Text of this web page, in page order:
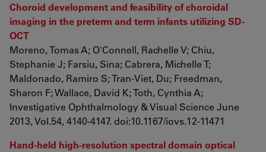
Choroid development and feasibility of choroidal
imaging in the preterm and term infants utilizing SD-
OCT
Moreno, Tomas A; O'Connell, Rachelle V; Chiu,
Stephanie J; Farsiu, Sina; Cabrera, Michelle T;
Maldonado, Ramiro S; Tran-Viet, Du; Freedman,
Sharon F; Wallace, David K; Toth, Cynthia A;
Investigative Ophthalmology & Visual Science June
2013, Vol.54, 4140-4147. doi:10.1167/iovs.12-11471
Hand-held high-resolution spectral domain optical